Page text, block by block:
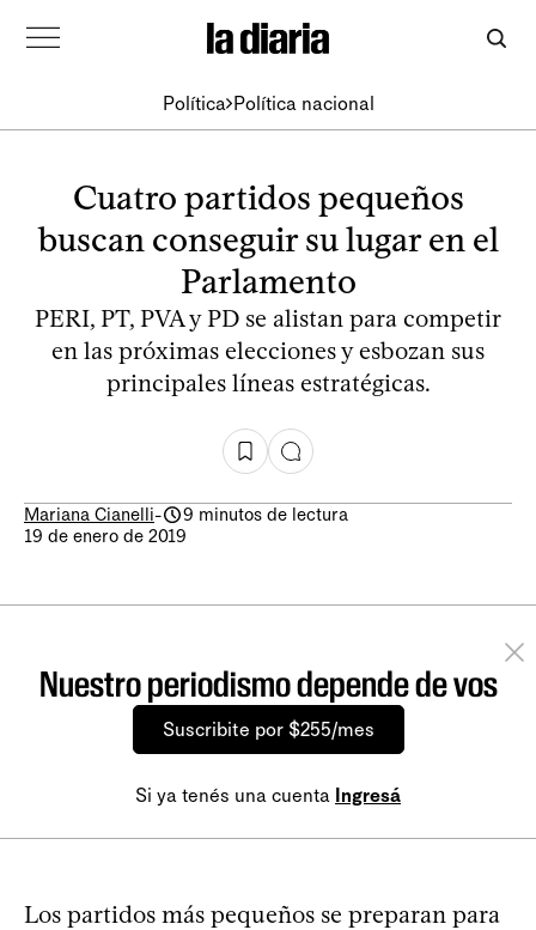
Política Política nacional
Cuatro partidos pequeños
buscan conseguir su lugar en el
Parlamento
PERI, PT, PVA y PD se alistan para competir
en las próximas elecciones y esbozan sus
principales líneas estratégicas.
Mariana Cianelli-
9 minutos de lectura
19 de enero de 2019
Nuestro periodismo depende de vos
Suscribite por $255/mes
Si ya tenés una cuenta Ingresá
Los partidos más pequeños se preparan para